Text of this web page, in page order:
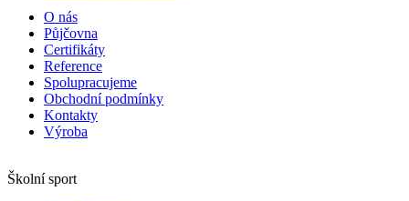
O nás
Půjčovna
Certifikáty
Reference
Spolupracujeme
Obchodní podmínky
Kontakty
Výroba
Školní sport